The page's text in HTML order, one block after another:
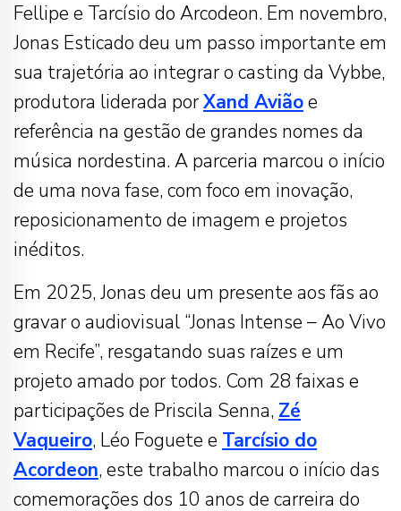
Fellipe e Tarcísio do Arcodeon. Em novembro,
Jonas Esticado deu um passo importante em
sua trajetória ao integrar o casting da Vybbe,
produtora liderada porXand Aviãoe
referência na gestão de grandes nomes da
música nordestina. A parceria marcou o início
de uma nova fase, com foco em inovação,
reposicionamento de imagem e projetos
inéditos.
Em 2025, Jonas deu um presente aos fãs ao
gravar o audiovisual “Jonas Intense – Ao Vivo
em Recife”, resgatando suas raízes e um
projeto amado por todos. Com 28 faixas e
participações de Priscila Senna, Zé
Vaqueiro, Léo Foguete e Tarcísio do
Acordeon, este trabalho marcou o início das
comemorações dos 10 anos de carreira do